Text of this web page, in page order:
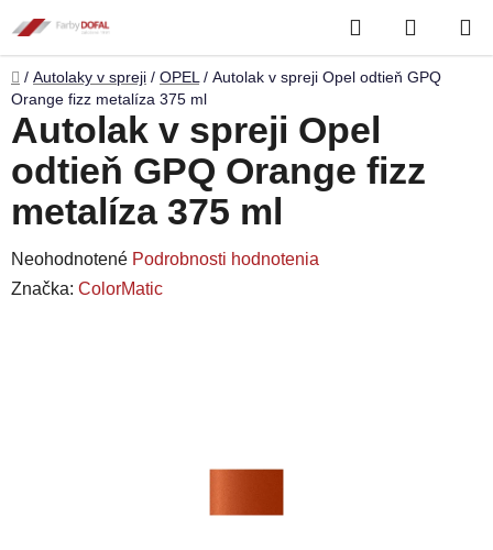
na
obsah
Hľadať
KOŠÍK
Domov
/ Autolaky v spreji / OPEL / Autolak v spreji Opel odtieň GPQ
Orange fizz metalíza 375 ml
Autolak v spreji Opel
odtieň GPQ Orange fizz
metalíza 375 ml
Priemerné
hodnotenie
Neohodnotené Podrobnosti hodnotenia
Značka: ColorMatic